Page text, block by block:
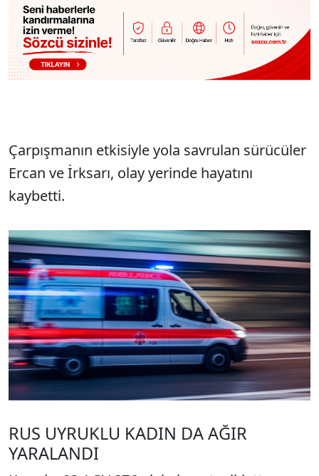
Çarpışmanın etkisiyle yola savrulan sürücüler
Ercan ve İrksarı, olay yerinde hayatını
kaybetti.
RUS UYRUKLU KADIN DA AĞIR
YARALANDI